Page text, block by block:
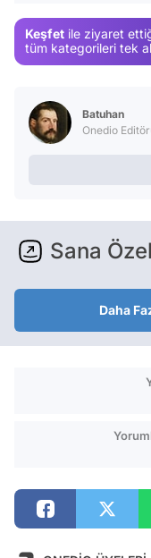
Keşfet ile ziyaret
tüm kategorileri tek
Batuhan
Onedio
Sana
Daha